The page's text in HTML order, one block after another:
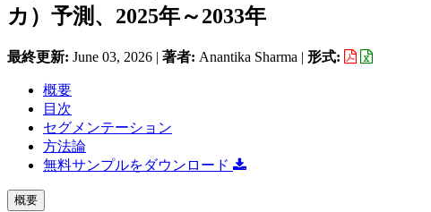
カ）予測、2025年～2033年
最終更新: June 03, 2026 | 著者: Anantika Sharma | 形式:
概要
目次
セグメンテーション
方法論
無料サンプルをダウンロード
概要